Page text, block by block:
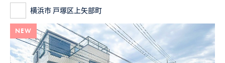
お気に入り物件一覧
横浜市 戸塚区上矢部町
NEW